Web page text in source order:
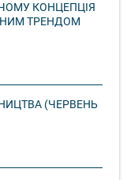
КОНЦЕПЦІЯ
ТРЕНДОМ
(ЧЕРВЕНЬ